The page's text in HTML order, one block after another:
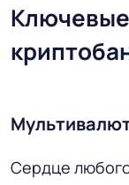
Сердце